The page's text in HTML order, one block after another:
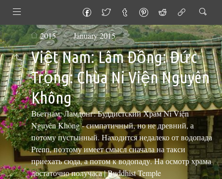
2015 January 2015
Việt Nam: Lâm Đồng: Đức
Trọng: Chùa Ni Viện Nguyên
Không
Вьетнам: Ламдонг: Буддистский Храм Ni Viện
Nguyên Không - симпатичный, но не древний, а
потому пустынный. Находится недалеко от водопада
Prenn, поэтому имеет смысл сначала на такси
приехать сюда, а потом к водопаду. На осмотр храма
достаточно получаса | Buddhist Temple